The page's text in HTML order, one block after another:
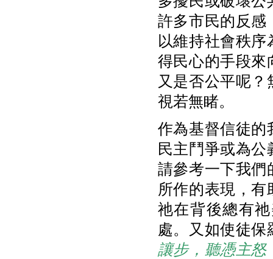
許多市民的反感
以維持社會秩
得民心的手段來
又是否公平呢
視若無睹。
作為基督信徒的
民主鬥爭或為
請參考一下我們
所作的表現，
祂在背後總有
處。又如使徒保
讓步，聽憑主怒